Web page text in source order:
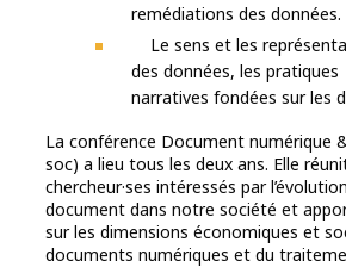
remédiations des données.
Le sens et les
des données, les pratiques
narratives fondées sur les
La conférence Document numérique
soc) a lieu tous les deux ans. Elle
chercheur·ses intéressés par
document dans notre société et
sur les dimensions économiques et
documents numériques et du